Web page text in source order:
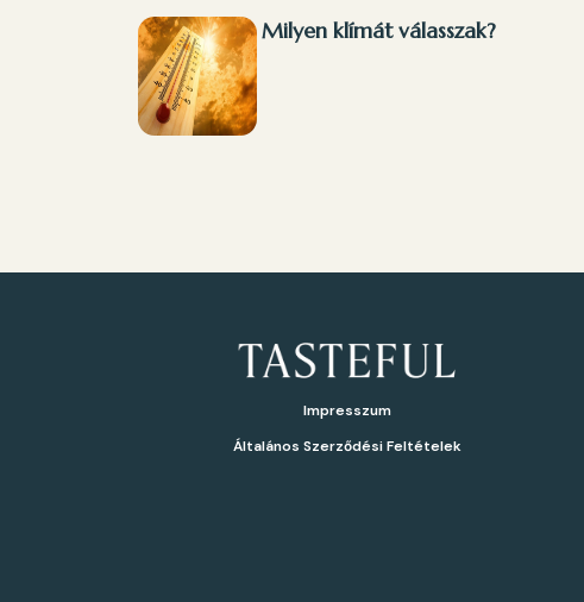
Milyen klímát válasszak?
Impresszum
Általános Szerződési Feltételek